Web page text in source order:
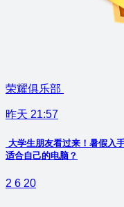
荣耀俱乐部
昨天 21:57
大学生朋友看过来！暑假入
适合自己的电脑？
2 6 20